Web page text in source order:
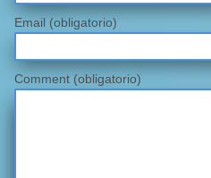
Email (obligatorio)
Comment (obligatorio)